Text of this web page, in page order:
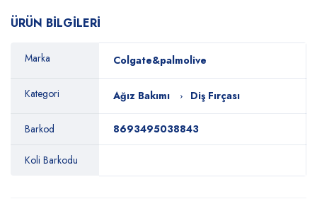
ÜRÜN BİLGİLERİ
Marka Colgate&palmolive
Kategori Ağız Bakımı Diş Fırçası
Barkod 8693495038843
Koli Barkodu